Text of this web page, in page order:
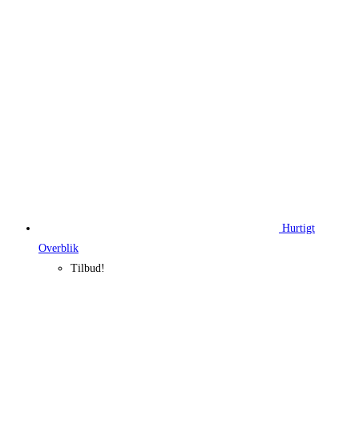
Hurtigt
Overblik
Tilbud!